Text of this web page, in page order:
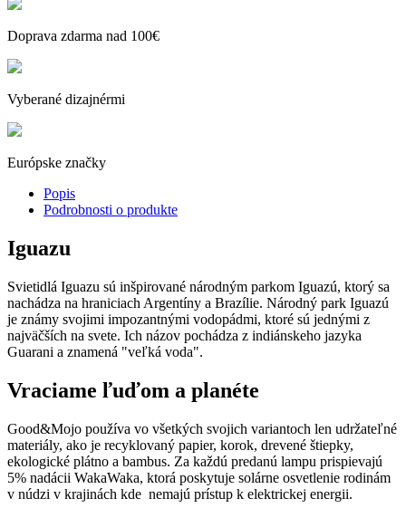
Doprava zdarma nad 100€
Vyberané dizajnérmi
Európske značky
Popis
Podrobnosti o produkte
Iguazu
Svietidlá Iguazu sú inšpirované národným parkom Iguazú, ktorý sa
nachádza na hraniciach Argentíny a Brazílie. Národný park Iguazú
je známy svojimi impozantnými vodopádmi, ktoré sú jednými z
najväčších na svete. Ich názov pochádza z indiánskeho jazyka
Guarani a znamená "veľká voda".
Vraciame ľuďom a planéte
Good&Mojo používa vo všetkých svojich variantoch len udržateľné
materiály, ako je recyklovaný papier, korok, drevené štiepky,
ekologické plátno a bambus. Za každú predanú lampu prispievajú
5% nadácii WakaWaka, ktorá poskytuje solárne osvetlenie rodinám
v núdzi v krajinách kde nemajú prístup k elektrickej energii.